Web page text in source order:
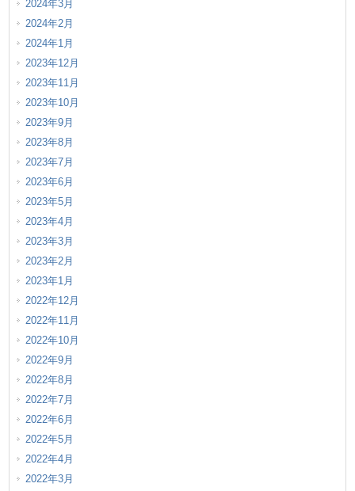
2024年3月
2024年2月
2024年1月
2023年12月
2023年11月
2023年10月
2023年9月
2023年8月
2023年7月
2023年6月
2023年5月
2023年4月
2023年3月
2023年2月
2023年1月
2022年12月
2022年11月
2022年10月
2022年9月
2022年8月
2022年7月
2022年6月
2022年5月
2022年4月
2022年3月